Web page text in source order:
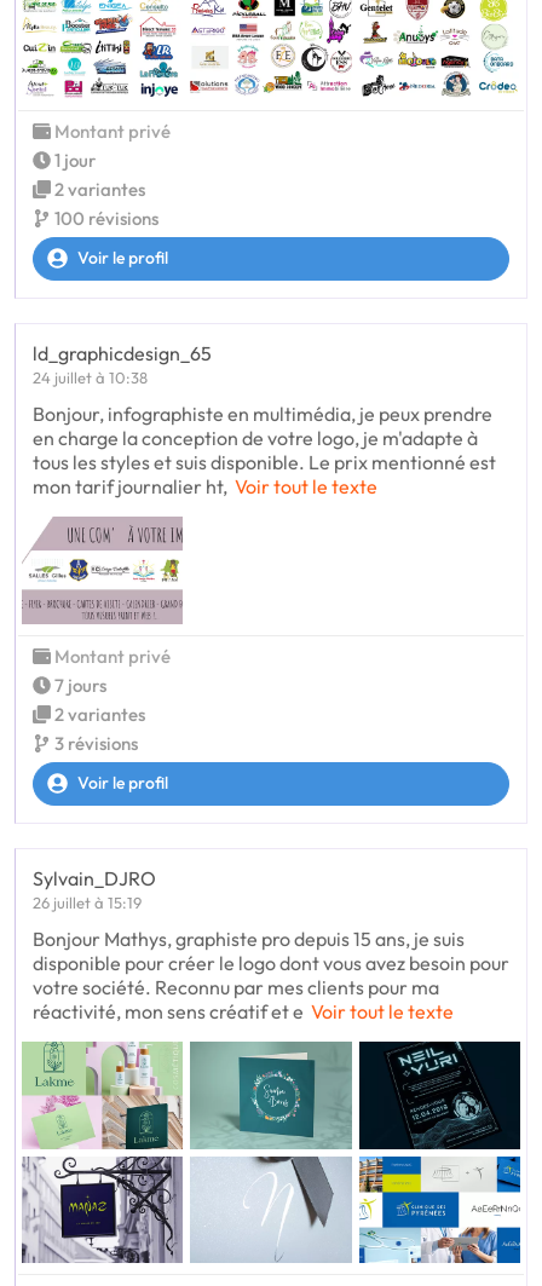
Montant privé
1 jour
2 variantes
100 révisions
Voir le profil
ld_graphicdesign_65
24 juillet à 10:38
Bonjour, infographiste en multimédia, je peux prendre
en charge la conception de votre logo, je m'adapte à
tous les styles et suis disponible. Le prix mentionné est
mon tarif journalier ht, Voir tout le texte
Montant privé
7 jours
2 variantes
3 révisions
Voir le profil
Sylvain_DJRO
26 juillet à 15:19
Bonjour Mathys, graphiste pro depuis 15 ans, je suis
disponible pour créer le logo dont vous avez besoin pour
votre société. Reconnu par mes clients pour ma
réactivité, mon sens créatif et e Voir tout le texte